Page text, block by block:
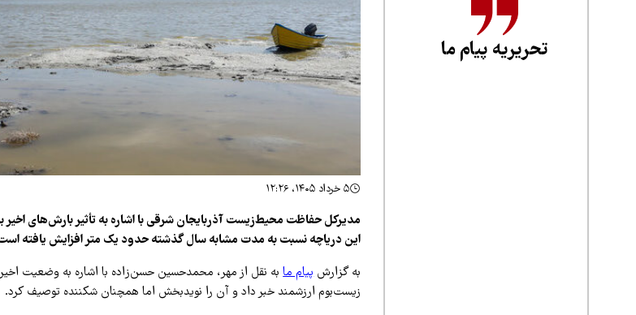
تحریریه پیام ما
۵ خرداد ۱۴۰۵، ۱۲:۲۶
مدیرکل حفاظت محیط‌زیست آذربایجان شرقی با اشاره به تأثیر بارش‌های
این دریاچه نسبت به مدت مشابه سال گذشته حدود یک متر افزایش یافته
به گزارشپیام مابه نقل از مهر، محمدحسین حسن‌زاده با اشاره به وضعیت اخیر
زیست‌بوم ارزشمند خبر داد و آن را نویدبخش اما همچنان شکننده توصیف کرد.